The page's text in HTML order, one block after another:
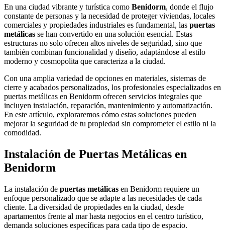
En una ciudad vibrante y turística como Benidorm, donde el flujo
constante de personas y la necesidad de proteger viviendas, locales
comerciales y propiedades industriales es fundamental, las puertas
metálicas se han convertido en una solución esencial. Estas
estructuras no solo ofrecen altos niveles de seguridad, sino que
también combinan funcionalidad y diseño, adaptándose al estilo
moderno y cosmopolita que caracteriza a la ciudad.
Con una amplia variedad de opciones en materiales, sistemas de
cierre y acabados personalizados, los profesionales especializados en
puertas metálicas en Benidorm ofrecen servicios integrales que
incluyen instalación, reparación, mantenimiento y automatización.
En este artículo, exploraremos cómo estas soluciones pueden
mejorar la seguridad de tu propiedad sin comprometer el estilo ni la
comodidad.
Instalación de Puertas Metálicas en
Benidorm
La instalación de puertas metálicas en Benidorm requiere un
enfoque personalizado que se adapte a las necesidades de cada
cliente. La diversidad de propiedades en la ciudad, desde
apartamentos frente al mar hasta negocios en el centro turístico,
demanda soluciones específicas para cada tipo de espacio.